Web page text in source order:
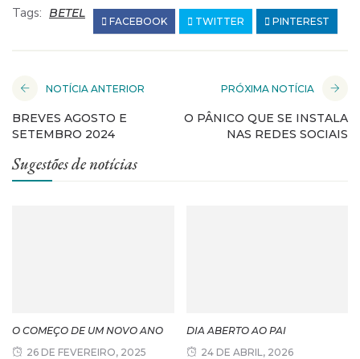
Tags: BETEL
FACEBOOK TWITTER PINTEREST
NOTÍCIA ANTERIOR
BREVES AGOSTO E
SETEMBRO 2024
PRÓXIMA NOTÍCIA
O PÂNICO QUE SE INSTALA
NAS REDES SOCIAIS
Sugestões de notícias
O COMEÇO DE UM NOVO ANO
26 DE FEVEREIRO, 2025
DIA ABERTO AO PAI
24 DE ABRIL, 2026